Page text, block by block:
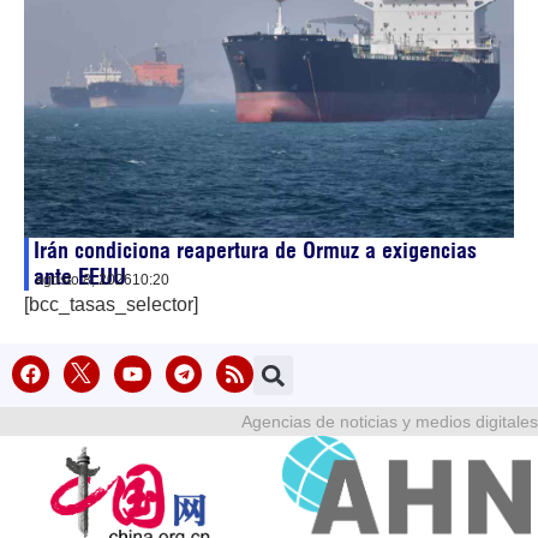
Irán condiciona reapertura de Ormuz a exigencias
ante EEUU
agosto 8, 202610:20
[bcc_tasas_selector]
Agencias de noticias y medios digitales